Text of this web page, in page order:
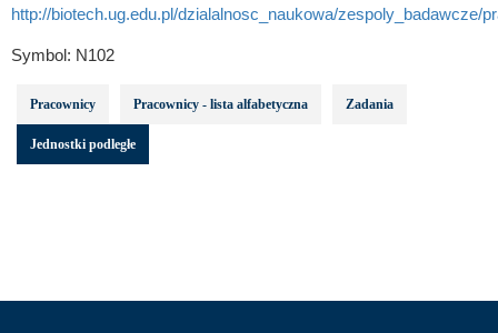
http://biotech.ug.edu.pl/dzialalnosc_naukowa/zespoly_badawcze/
Symbol: N102
Pracownicy Pracownicy - lista alfabetyczna Zadania
Jednostki podległe